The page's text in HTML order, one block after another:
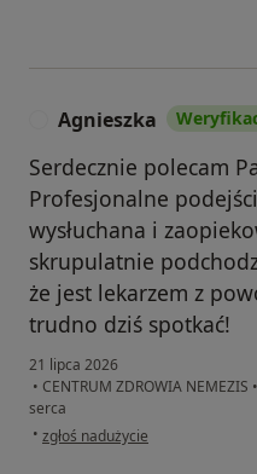
Agnieszka
Serdecznie polecam
Profesjonalne
wysłuchana i
skrupulatnie
że jest lekarzem z
trudno dziś spotkać!
21 lipca 2026
• CENTRUM ZDROWIA NEMEZIS •
serca
• w opinii użytkownika Agnieszka
zgłoś nadużycie